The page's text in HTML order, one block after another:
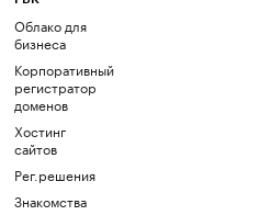
Облако для
бизнеса
Корпоративный
регистратор
доменов
Хостинг
сайтов
Рег.решения
Знакомства